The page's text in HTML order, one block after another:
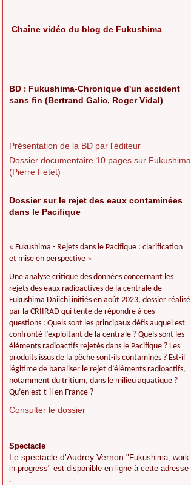
Chaîne vidéo du blog de Fukushima
BD : Fukushima-Chronique d'un accident
sans fin (Bertrand Galic, Roger Vidal)
Présentation de la BD par l'éditeur
Dossier documentaire 10 pages sur Fukushima
(Pierre Fetet)
Dossier sur le rejet des eaux contaminées
dans le Pacifique
« Fukushima - Rejets dans le Pacifique : clarification
et mise en perspective »
Une analyse critique des données concernant les
rejets des eaux radioactives de la centrale de
Fukushima Daiichi initiés en août 2023, dossier réalisé
par la CRIIRAD qui tente de répondre à ces
questions : Quels sont les principaux défis auquel est
confronté l’exploitant de la centrale ? Quels sont les
éléments radioactifs rejetés dans le Pacifique ? Les
produits issus de la pêche sont-ils contaminés ? Est-il
légitime de banaliser le rejet d’éléments radioactifs,
notamment du tritium, dans le milieu aquatique ?
Qu’en est-t-il en France ?
Consulter le dossier
Spectacle
Le spectacle d'Audrey Vernon "Fukushima, work
in progress" est disponible en ligne à cette adresse
: